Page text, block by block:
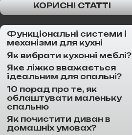
КОРИСНІ СТАТТІ
Функціональні системи і
механізми для кухні
Як вибрати кухонні меблі?
Яке ліжко вважається
ідеальним для спальні?
10 порад про те, як
облаштувати маленьку
спальню
Як почистити диван в
домашніх умовах?